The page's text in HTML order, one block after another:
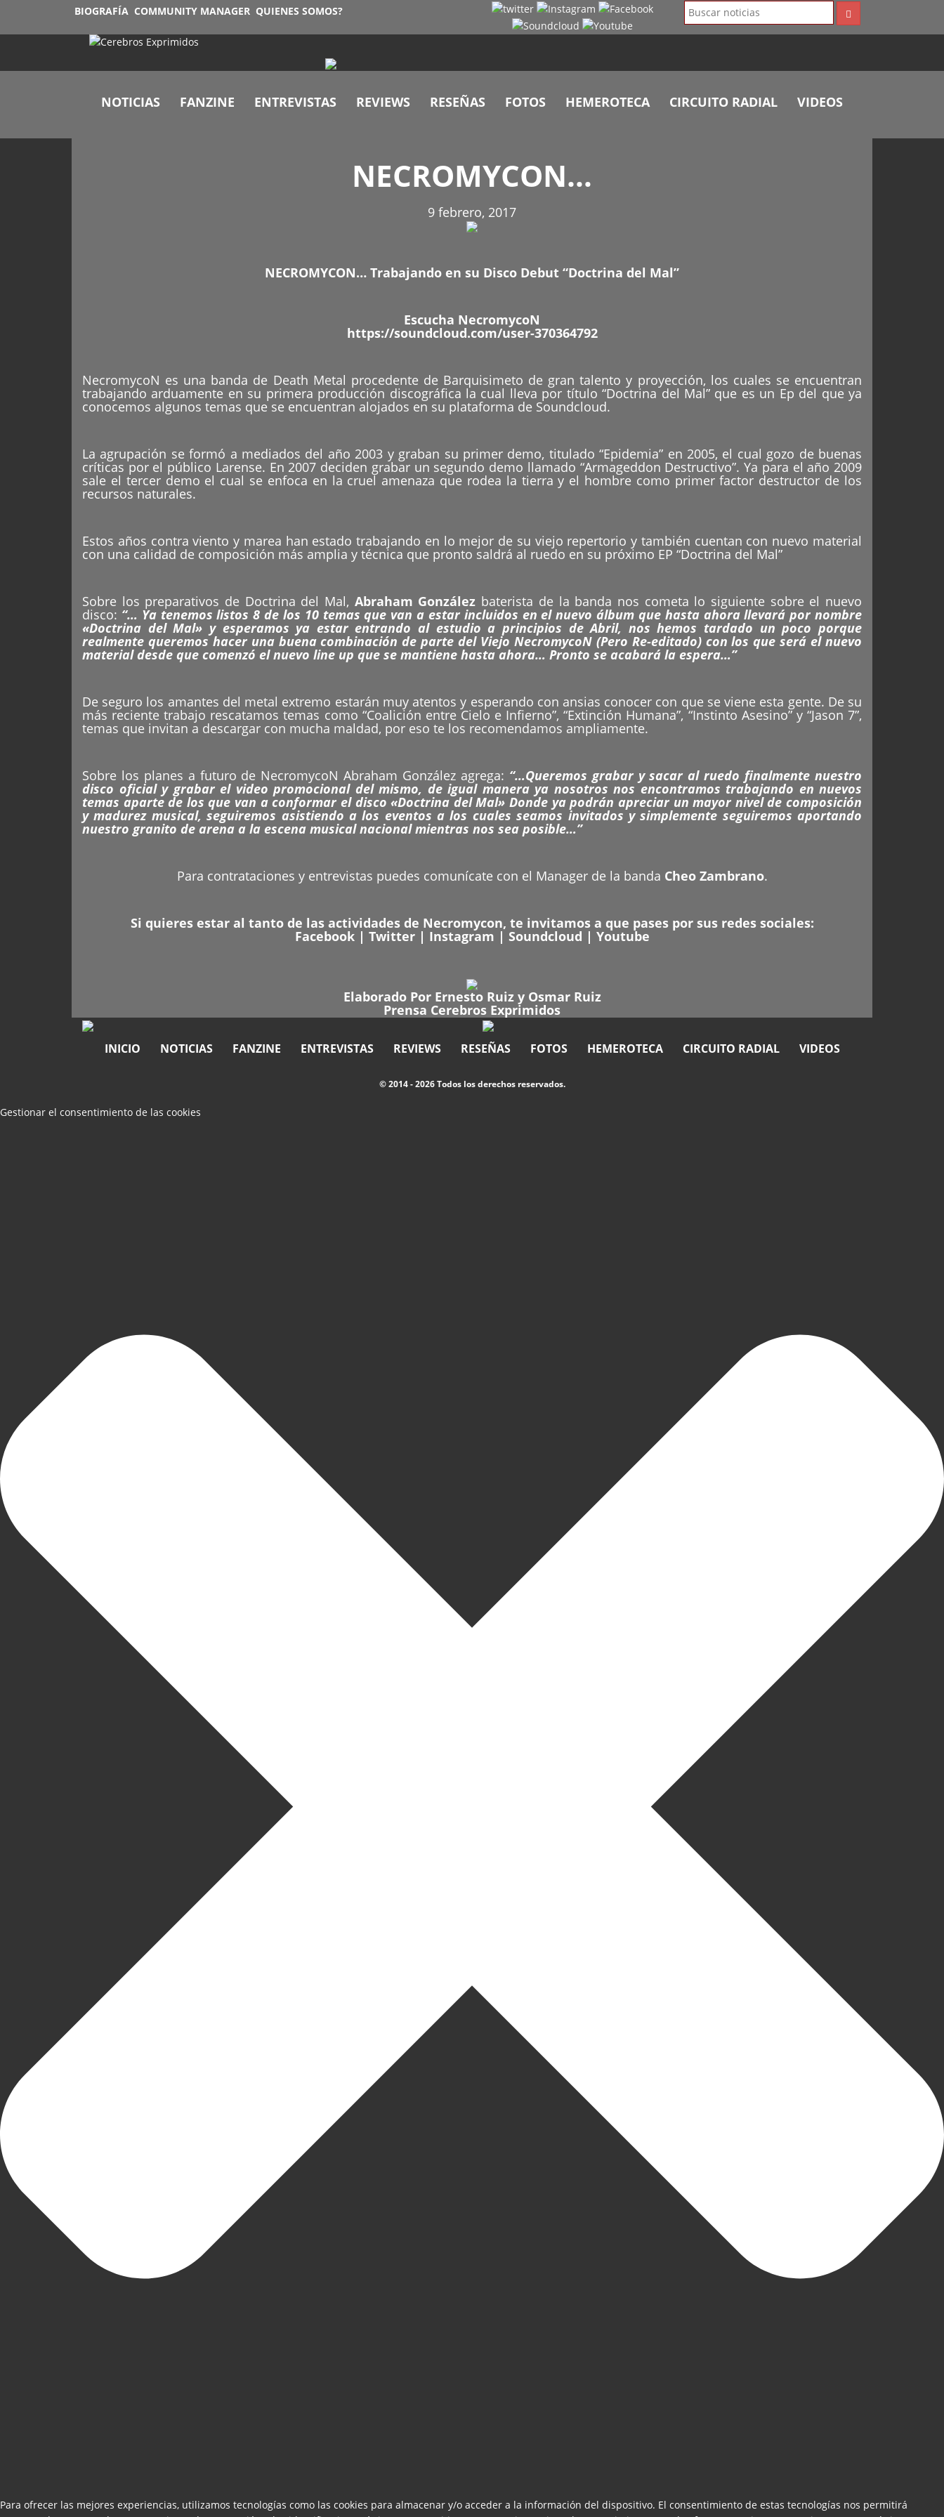
BIOGRAFÍA COMMUNITY MANAGER QUIENES SOMOS?
NOTICIAS FANZINE ENTREVISTAS REVIEWS RESEÑAS FOTOS HEMEROTECA CIRCUITO RADIAL VIDEOS
NECROMYCON…
9 febrero, 2017
NECROMYCON… Trabajando en su Disco Debut “Doctrina del Mal”
Escucha NecromycoN
https://soundcloud.com/user-370364792
NecromycoN es una banda de Death Metal procedente de Barquisimeto de gran talento y proyección, los cuales se encuentran
trabajando arduamente en su primera producción discográfica la cual lleva por título “Doctrina del Mal” que es un Ep del que ya
conocemos algunos temas que se encuentran alojados en su plataforma de Soundcloud.
La agrupación se formó a mediados del año 2003 y graban su primer demo, titulado “Epidemia” en 2005, el cual gozo de buenas
críticas por el público Larense. En 2007 deciden grabar un segundo demo llamado “Armageddon Destructivo”. Ya para el año 2009
sale el tercer demo el cual se enfoca en la cruel amenaza que rodea la tierra y el hombre como primer factor destructor de los
recursos naturales.
Estos años contra viento y marea han estado trabajando en lo mejor de su viejo repertorio y también cuentan con nuevo material
con una calidad de composición más amplia y técnica que pronto saldrá al ruedo en su próximo EP “Doctrina del Mal”
Sobre los preparativos de Doctrina del Mal, Abraham González baterista de la banda nos cometa lo siguiente sobre el nuevo
disco: “… Ya tenemos listos 8 de los 10 temas que van a estar incluidos en el nuevo álbum que hasta ahora llevará por nombre
«Doctrina del Mal» y esperamos ya estar entrando al estudio a principios de Abril, nos hemos tardado un poco porque
realmente queremos hacer una buena combinación de parte del Viejo NecromycoN (Pero Re-editado) con los que será el nuevo
material desde que comenzó el nuevo line up que se mantiene hasta ahora… Pronto se acabará la espera…”
De seguro los amantes del metal extremo estarán muy atentos y esperando con ansias conocer con que se viene esta gente. De su
más reciente trabajo rescatamos temas como “Coalición entre Cielo e Infierno”, “Extinción Humana”, “Instinto Asesino” y “Jason 7”,
temas que invitan a descargar con mucha maldad, por eso te los recomendamos ampliamente.
Sobre los planes a futuro de NecromycoN Abraham González agrega: “…Queremos grabar y sacar al ruedo finalmente nuestro
disco oficial y grabar el video promocional del mismo, de igual manera ya nosotros nos encontramos trabajando en nuevos
temas aparte de los que van a conformar el disco «Doctrina del Mal» Donde ya podrán apreciar un mayor nivel de composición
y madurez musical, seguiremos asistiendo a los eventos a los cuales seamos invitados y simplemente seguiremos aportando
nuestro granito de arena a la escena musical nacional mientras nos sea posible…”
Para contrataciones y entrevistas puedes comunícate con el Manager de la banda Cheo Zambrano.
Si quieres estar al tanto de las actividades de Necromycon, te invitamos a que pases por sus redes sociales:
Facebook| Twitter| Instagram | Soundcloud | Youtube
Elaborado Por Ernesto Ruizy Osmar Ruiz
Prensa Cerebros Exprimidos
INICIO NOTICIAS FANZINE ENTREVISTAS REVIEWS RESEÑAS FOTOS HEMEROTECA CIRCUITO RADIAL VIDEOS
© 2014 - 2026 Todos los derechos reservados.
Gestionar el consentimiento de las cookies
Para ofrecer las mejores experiencias, utilizamos tecnologías como las cookies para almacenar y/o acceder a la información del dispositivo. El consentimiento de estas tecnologías nos permitirá